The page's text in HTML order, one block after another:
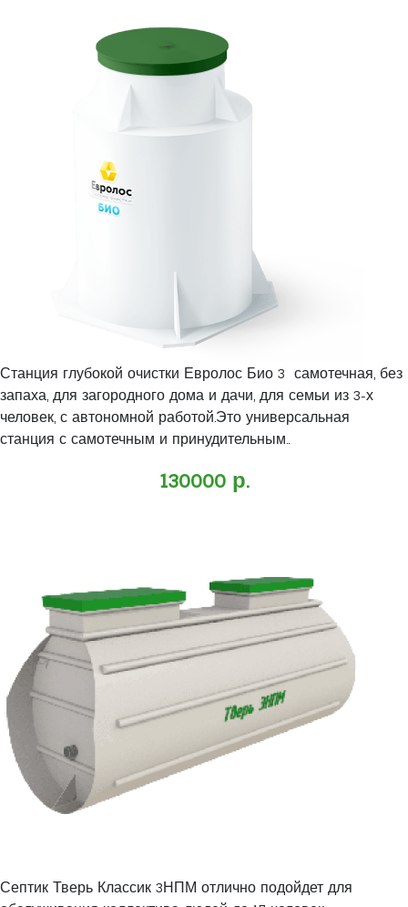
Станция глубокой очистки Евролос Био 3 самотечная, без
запаха, для загородного дома и дачи, для семьи из 3-х
человек, с автономной работой.Это универсальная
станция с самотечным и принудительным..
130000 р.
Септик Тверь Классик 3НПМ отлично подойдет для